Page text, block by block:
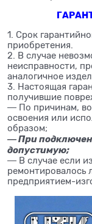
1. Срок
приобретения.
2. В случае
неисправности,
аналогичное
3. Настоящая
получившие
― По причинам,
освоения или
образом;
― При
допустимую;
― В случае если
ремонтировалось
предприятием-